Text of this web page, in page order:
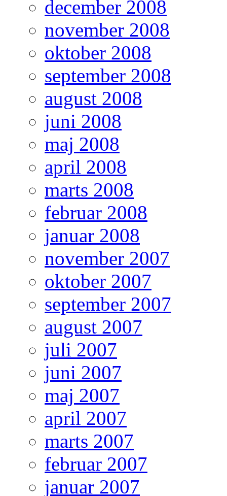
december 2008
november 2008
oktober 2008
september 2008
august 2008
juni 2008
maj 2008
april 2008
marts 2008
februar 2008
januar 2008
november 2007
oktober 2007
september 2007
august 2007
juli 2007
juni 2007
maj 2007
april 2007
marts 2007
februar 2007
januar 2007